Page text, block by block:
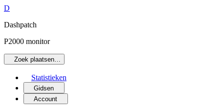
D
Dashpatch
P2000 monitor
Zoek plaatsen…
Statistieken
Gidsen
Account